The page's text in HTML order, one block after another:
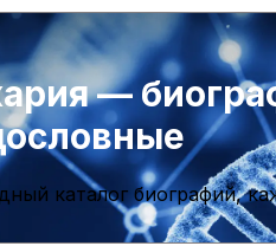
—
каталог биографий,